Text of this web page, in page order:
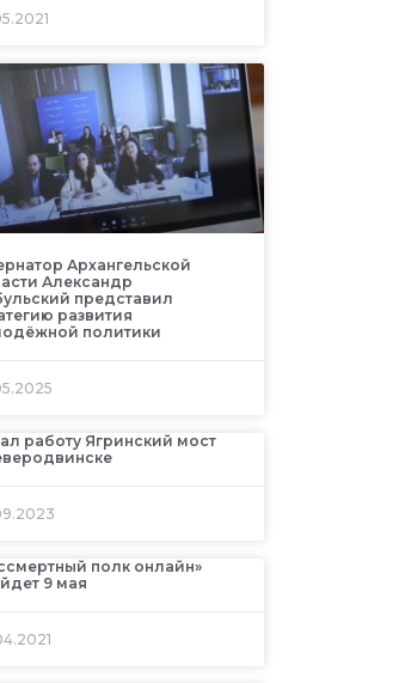
Архангельской
Александр
представил
развития
политики
работу Ягринский мост
полк онлайн»
9 мая